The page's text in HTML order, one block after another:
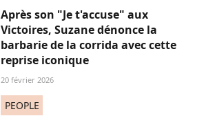
Après son "Je t'accuse" aux
Victoires, Suzane dénonce la
barbarie de la corrida avec cette
reprise iconique
20 février 2026
PEOPLE